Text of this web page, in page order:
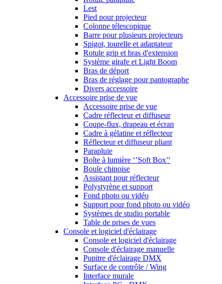
Lest
Pied pour projecteur
Colonne télescopique
Barre pour plusieurs projecteurs
Spigot, tourelle et adaptateur
Rotule grip et bras d'extension
Système girafe et Light Boom
Bras de déport
Bras de réglage pour pantographe
Divers accessoire
Accessoire prise de vue
Accessoire prise de vue
Cadre réflecteur et diffuseur
Coupe-flux, drapeau et écran
Cadre à gélatine et réflecteur
Réflecteur et diffuseur pliant
Parapluie
Boîte à lumière ‘’Soft Box’’
Boule chinoise
Assistant pour réflecteur
Polystyrène et support
Fond photo ou vidéo
Support pour fond photo ou vidéo
Systèmes de studio portable
Table de prises de vues
Console et logiciel d'éclairage
Console et logiciel d'éclairage
Console d'éclairage manuelle
Pupitre d'éclairage DMX
Surface de contrôle / Wing
Interface murale